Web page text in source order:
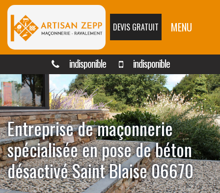
DEVIS GRATUIT MENU
indisponible indisponible
Entreprise de maçonnerie
spécialisée en pose de béton
désactivé Saint Blaise 06670